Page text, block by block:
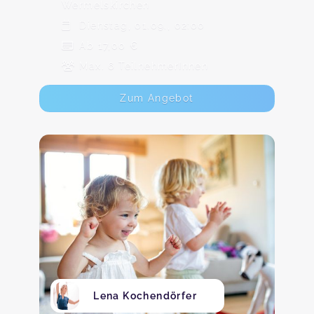
Wermelskirchen
Dienstag, 01.09., 02:00
Ab 17,00 €
Max. 6 TeilnehmerInnen
Zum Angebot
Lena Kochendörfer